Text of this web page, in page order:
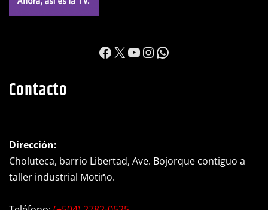
https://
X YouTube
Instagram
WhatsApp
Contacto
Dirección:
Choluteca, barrio Libertad, Ave. Bojorque contiguo a
taller industrial Motiño.
Teléfono: (+504) 2782-0525